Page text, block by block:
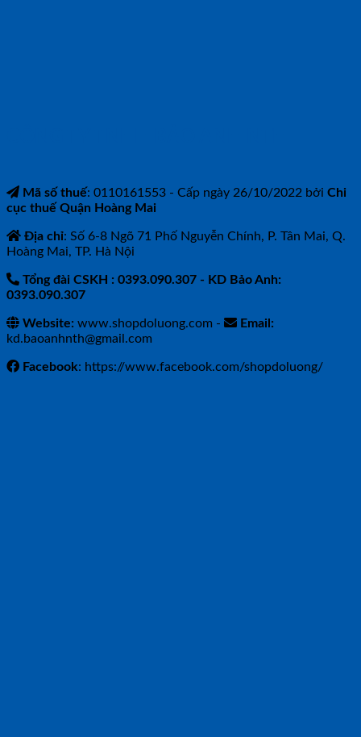
Mã số thuế: 0110161553 - Cấp ngày 26/10/2022 bởi Chi
cục thuế Quận Hoàng Mai
Địa chỉ: Số 6-8 Ngõ 71 Phố Nguyễn Chính, P. Tân Mai, Q.
Hoàng Mai, TP. Hà Nội
Tổng đài CSKH : 0393.090.307 - KD Bảo Anh:
0393.090.307
Website: www.shopdoluong.com -
Email:
kd.baoanhnth@gmail.com
Facebook: https://www.facebook.com/shopdoluong/